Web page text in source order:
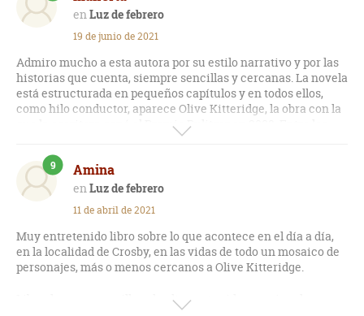
Luz de febrero
19 de junio de 2021
Admiro mucho a esta autora por su estilo narrativo y por las
historias que cuenta, siempre sencillas y cercanas. La novela
está estructurada en pequeños capítulos y en todos ellos,
como hilo conductor, aparece Olive Kitteridge, la obra con la
que la escritora ganó el Premio Pulitzer en 2009. Entre los
temas que trata están la soledad, las ausencias, el amor, la
vejez y la muerte, pero de todos habla con exquisita
sensibilidad. Tierna, dramática y muy humana. En definitiva,
una lectura inolvidable.
Amina
Luz de febrero
9
11 de abril de 2021
Muy entretenido libro sobre lo que acontece en el día a día,
en la localidad de Crosby, en las vidas de todo un mosaico de
personajes, más o menos cercanos a Olive Kitteridge.
Libro de prosa sencilla y de alto contenido emocional.